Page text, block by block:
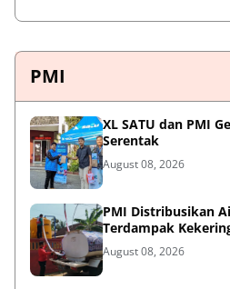
PMI
XL SATU dan PMI
Serentak
August 08, 2026
PMI Distribusikan
Terdampak
August 08, 2026